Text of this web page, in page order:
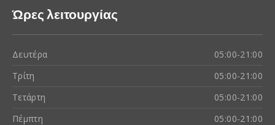
Ώρες λειτουργίας
Δευτέρα
05:00-21:00
Τρίτη
05:00-21:00
Τετάρτη
05:00-21:00
Πέμπτη
05:00-21:00